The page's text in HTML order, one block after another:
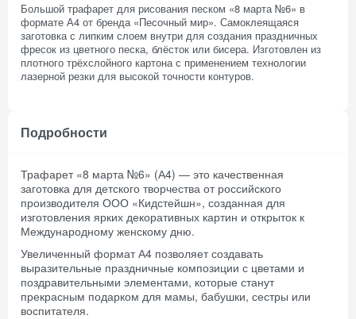
Большой трафарет для рисования песком «8 марта №6» в
формате А4 от бренда «Песочный мир». Самоклеящаяся
заготовка с липким слоем внутри для создания праздничных
фресок из цветного песка, блёсток или бисера. Изготовлен из
плотного трёхслойного картона с применением технологии
лазерной резки для высокой точности контуров.
Подробности
Трафарет «8 марта №6» (А4) — это качественная
заготовка для детского творчества от российского
производителя ООО «Кидстейшн», созданная для
изготовления ярких декоративных картин и открыток к
Международному женскому дню.
Увеличенный формат А4 позволяет создавать
выразительные праздничные композиции с цветами и
поздравительными элементами, которые станут
прекрасным подарком для мамы, бабушки, сестры или
воспитателя.